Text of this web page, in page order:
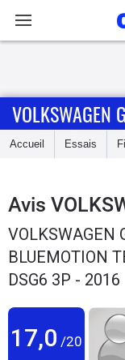
Accueil
Essais
Guide
d'achat
Utilitaires
VOLKSWAGEN
Accueil Essais
Avis
VOLKSWAGEN
BLUEMOTION
DSG6 3P - 2016
17,0 /20